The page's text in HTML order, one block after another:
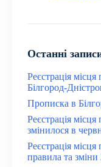
Останні
Реєстрація
Білгород-
Прописка в
Реєстрація
змінилося в
Реєстрація
правила та